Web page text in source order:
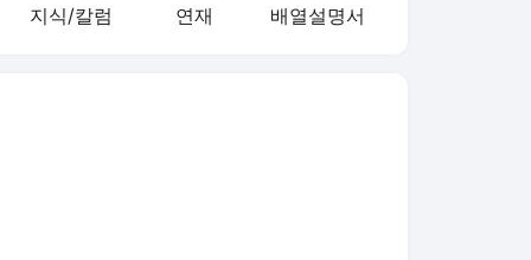
지식/칼럼 연재 배열설명서